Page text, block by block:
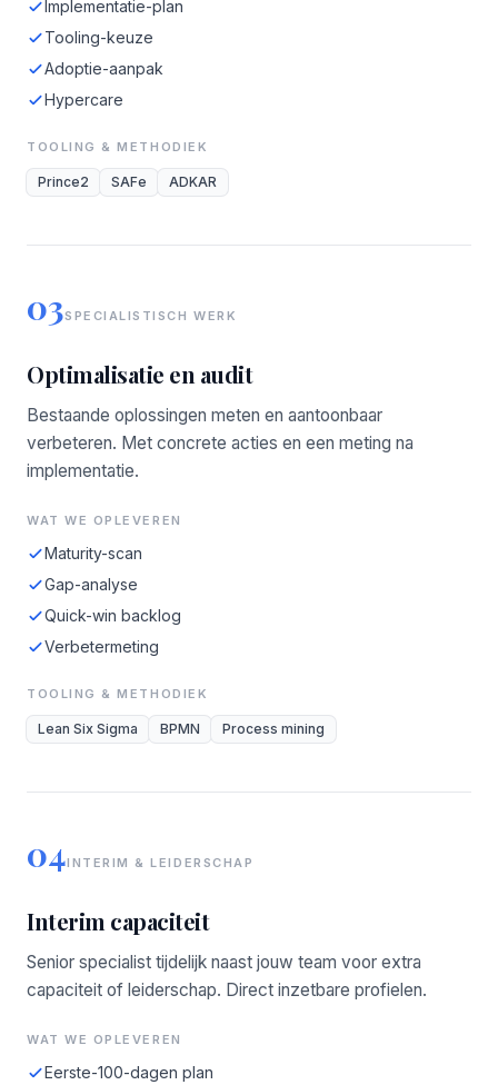
Implementatie-plan
Tooling-keuze
Adoptie-aanpak
Hypercare
TOOLING & METHODIEK
Prince2 SAFe ADKAR
03SPECIALISTISCH WERK
Optimalisatie en audit
Bestaande oplossingen meten en aantoonbaar
verbeteren. Met concrete acties en een meting na
implementatie.
WAT WE OPLEVEREN
Maturity-scan
Gap-analyse
Quick-win backlog
Verbetermeting
TOOLING & METHODIEK
Lean Six Sigma BPMN Process mining
04INTERIM & LEIDERSCHAP
Interim capaciteit
Senior specialist tijdelijk naast jouw team voor extra
capaciteit of leiderschap. Direct inzetbare profielen.
WAT WE OPLEVEREN
Eerste-100-dagen plan